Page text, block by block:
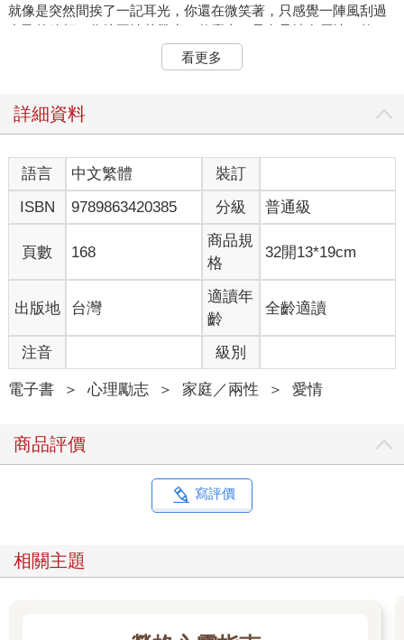
就像是突然間挨了一記耳光，你還在微笑著，只感覺一陣風刮過
自己的臉頰，你搞不清楚發生了什麼事，只有呆站在原地，然
後，熱辣辣地，一陣麻顫就衝了上來，痛。也因為力道太猛，只
有悶悶的嗡嗡聲響在你的耳朵回盪著，他說的分手的理由是什
了理智恢復的第一個念頭，你想到的還是他。他，為什麼不要
你，是不是自己哪裡犯了錯？一定是自己不夠好，所以，他，才
會決定分手。他離開你了，但你首先想到的、總是思考到的，卻
全都是自責。
原來、原來，失戀最可怕的並不是他離開了你，而是你不問對錯
只要他願意回頭，你可以不計前嫌、不管是非，你什麼都可以不
要，就是不能夠不要他。之後清醒了你才懂，這原來是一種自我
否定。你用貶低自己的方式去換回愛情，以為只要自己低聲下
氣、摀住耳朵，就可以讓愛情回頭。但一直以來你從不覺得自己
於是你傳簡訊、打電話、臉書上留言、辦公室樓下等他下班……
任何可以接觸到他的方式你都不放過，然後再從他的一舉一動找
可能複合的蛛絲馬跡。你思考了了這麼多，卻從來都沒記得過他
的擇善固執，在外人眼中不過是歇斯底里。而你始終都忘了一件
看更多
詳細資料
語言 中文繁體
裝訂
ISBN
9789863420385 分級 普通級
頁數 168
商品規
格
32開13*19cm
出版地 台灣
適讀年
齡
全齡適讀
注音 級別
電子書 ＞ 心理勵志 ＞ 家庭／兩性 ＞ 愛情
商品評價
寫評價
相關主題